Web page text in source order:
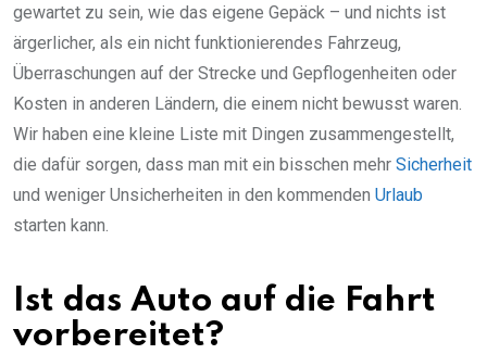
gewartet zu sein, wie das eigene Gepäck – und nichts ist
ärgerlicher, als ein nicht funktionierendes Fahrzeug,
Überraschungen auf der Strecke und Gepflogenheiten oder
Kosten in anderen Ländern, die einem nicht bewusst waren.
Wir haben eine kleine Liste mit Dingen zusammengestellt,
die dafür sorgen, dass man mit ein bisschen mehr Sicherheit
und weniger Unsicherheiten in den kommenden Urlaub
starten kann.
Ist das Auto auf die Fahrt
vorbereitet?